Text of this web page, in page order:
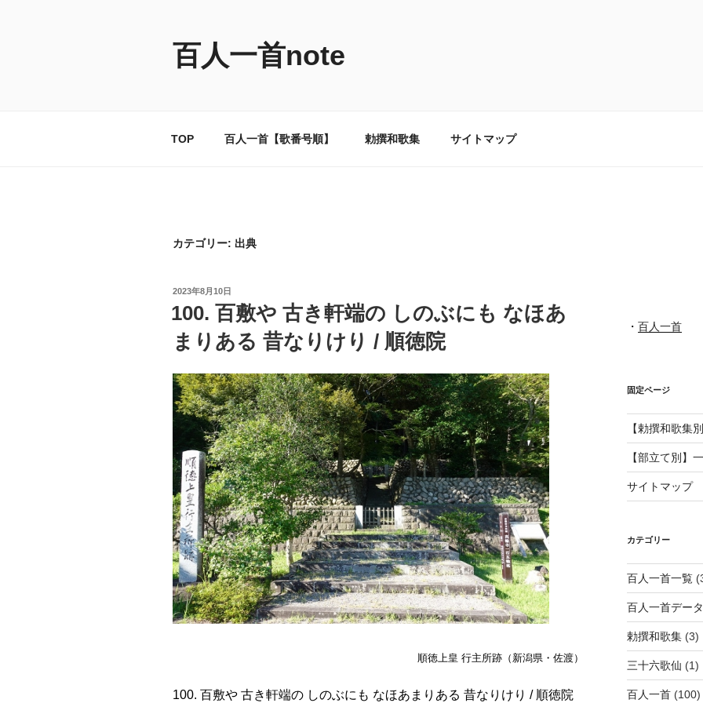
百人一首note
TOP 百人一首【歌番号順】 勅撰和歌集 サイトマップ
カテゴリー: 出典
投
日:
2023年8月10日
100. 百敷や 古き軒端の しのぶにも なほあ
まりある 昔なりけり / 順徳院
順徳上皇 行主所跡（新潟県・佐渡）
100. 百敷や 古き軒端の しのぶにも なほあまりある 昔なりけり / 順徳院
・ 百人一首
固定ページ
【勅撰和歌集
【部立て別】
サイトマップ
カテゴリー
百人一首一覧
百人一首データ
勅撰和歌集(3)
三十六歌仙 (1)
百人一首(100)